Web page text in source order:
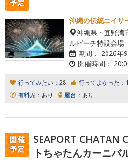
沖縄の伝統エイサ
沖縄県・宜野湾
ルビーチ特設会場
期間： 2026年
開催時間：
行ってみたい： 28 行ってよかった：
有料席： あり 屋台： あり
SEAPORT CHATAN
トちゃたんカーニバ